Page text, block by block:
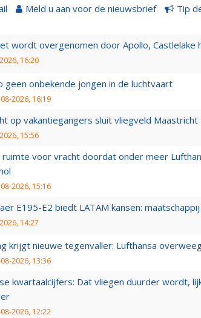
Meld u aan voor de nieuwsbrief Tip
wordt overgenomen door Apollo, Castlelake
16:20
geen onbekende jongen in de luchtvaart
2026, 16:19
op vakantiegangers sluit vliegveld Maastricht
15:56
ruimte voor vracht doordat onder meer
2026, 15:16
E195-E2 biedt LATAM kansen:
14:27
krijgt nieuwe tegenvaller: Lufthansa
2026, 13:36
kwartaalcijfers: Dat vliegen duurder wordt,
2026, 12:22